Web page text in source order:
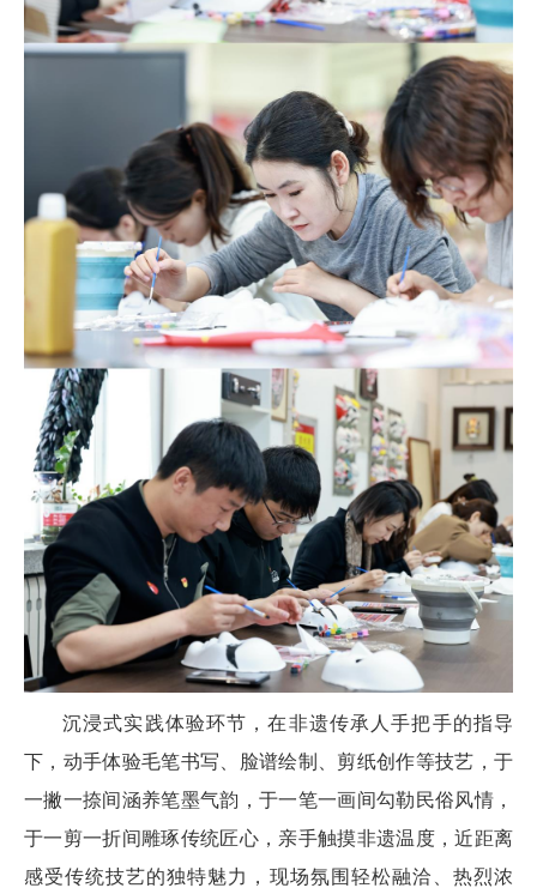
沉浸式实践体验环节，在非遗传承人手把手的指导
下，动手体验毛笔书写、脸谱绘制、剪纸创作等技艺，于
一撇一捺间涵养笔墨气韵，于一笔一画间勾勒民俗风情，
于一剪一折间雕琢传统匠心，亲手触摸非遗温度，近距离
感受传统技艺的独特魅力，现场氛围轻松融洽、热烈浓